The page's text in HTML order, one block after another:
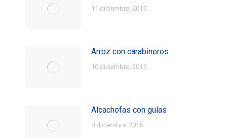
11 diciembre, 2015
Arroz con carabineros
10 diciembre, 2015
Alcachofas con gulas
9 diciembre, 2015